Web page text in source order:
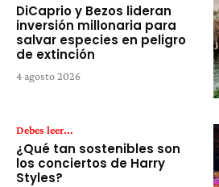
DiCaprio y Bezos lideran
inversión millonaria para
salvar especies en peligro
de extinción
4 agosto 2026
Debes leer...
¿Qué tan sostenibles son
los conciertos de Harry
Styles?